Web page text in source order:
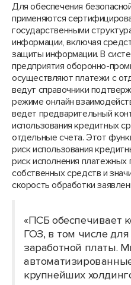
Для обеспечения
применяются
государственными
информации, включая
защиты информации. В
предприятия оборонно-
осуществляют платежи с
ведут справочники
режиме онлайн
ведет предварительный
использования кредитных
отдельные счета. Этот
риск использования
риск исполнения платежных
собственных средств и
скорость обработки
«ПСБ обеспечивает
ГОЗ, в том числе
заработной платы.
крупнейших